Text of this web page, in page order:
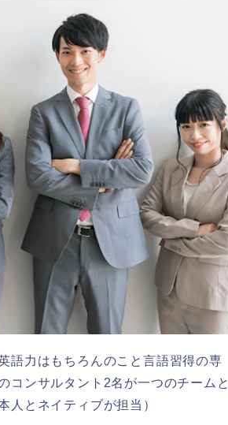
語力はもちろんのこと言語習得の専
コンサルタント2名が一つのチームと
人とネイティブが担当）